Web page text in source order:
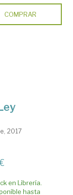
COMPRAR
2017
en Librería.
hasta